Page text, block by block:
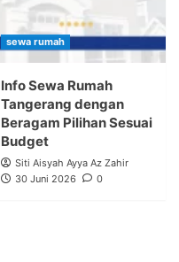
sewa rumah
Info Sewa Rumah
Tangerang dengan
Beragam Pilihan Sesuai
Budget
Siti Aisyah Ayya Az Zahir
30 Juni 2026
0